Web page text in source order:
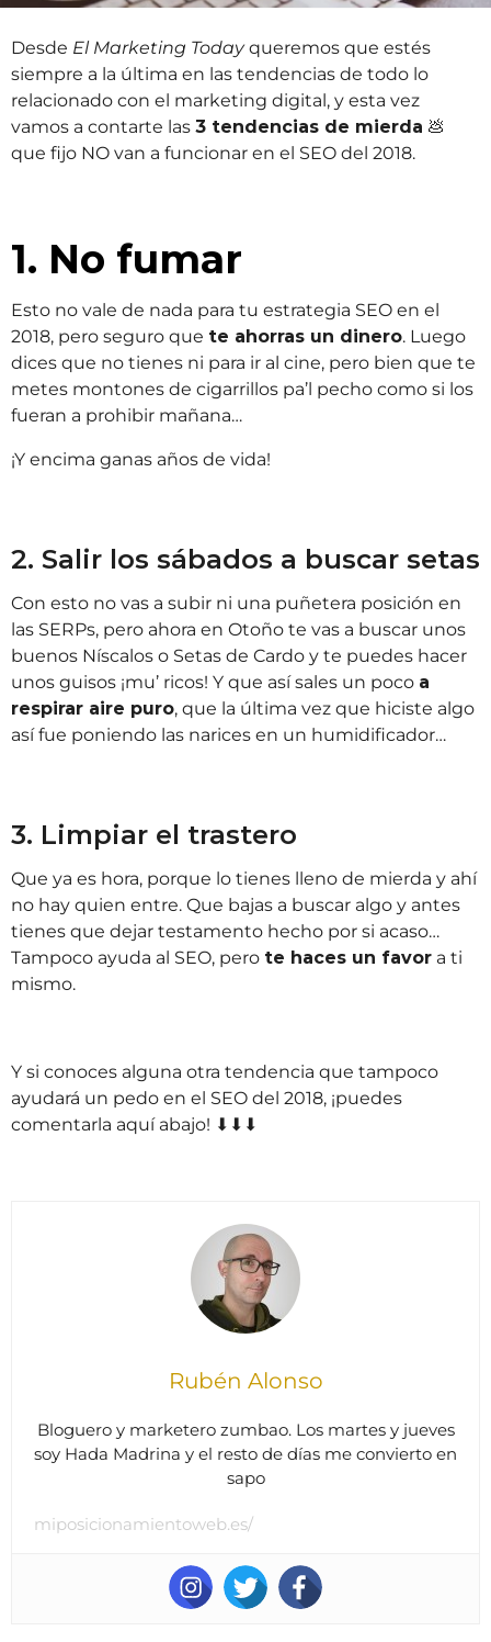
Desde El Marketing Todayqueremos que estés
siempre a la última en las tendencias de todo lo
relacionado con el marketing digital, y esta vez
vamos a contarte las 3 tendencias de mierda 💩
que fijo NO van a funcionar en el SEO del 2018.
1. No fumar
Esto no vale de nada para tu estrategia SEO en el
2018, pero seguro que te ahorras un dinero. Luego
dices que no tienes ni para ir al cine, pero bien que te
metes montones de cigarrillos pa’l pecho como si los
fueran a prohibir mañana…
¡Y encima ganas años de vida!
2. Salir los sábados a buscar setas
Con esto no vas a subir ni una puñetera posición en
las SERPs, pero ahora en Otoño te vas a buscar unos
buenos Níscalos o Setas de Cardo y te puedes hacer
unos guisos ¡mu’ ricos! Y que así sales un poco a
respirar aire puro, que la última vez que hiciste algo
así fue poniendo las narices en un humidificador…
3. Limpiar el trastero
Que ya es hora, porque lo tienes lleno de mierda y ahí
no hay quien entre. Que bajas a buscar algo y antes
tienes que dejar testamento hecho por si acaso…
Tampoco ayuda al SEO, pero te haces un favor a ti
mismo.
Y si conoces alguna otra tendencia que tampoco
ayudará un pedo en el SEO del 2018, ¡puedes
comentarla aquí abajo! ⬇⬇⬇
Rubén Alonso
Bloguero y marketero zumbao. Los martes y jueves
soy Hada Madrina y el resto de días me convierto en
sapo
miposicionamientoweb.es/